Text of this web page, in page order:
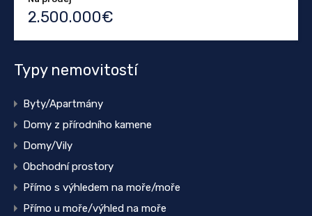
2.500.000€
Typy nemovitostí
Byty/Apartmány
Domy z přírodního kamene
Domy/Vily
Obchodní prostory
Přímo s výhledem na moře/moře
Přímo u moře/výhled na moře